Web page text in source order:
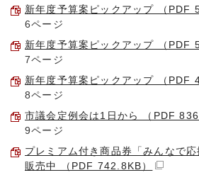
新年度予算案ピックアップ （PDF
6ページ
新年度予算案ピックアップ （PDF
7ページ
新年度予算案ピックアップ （PDF
8ページ
市議会定例会は1日から （PDF
9ページ
プレミアム付き商品券「みんなで応
販売中 （PDF 742.8KB）